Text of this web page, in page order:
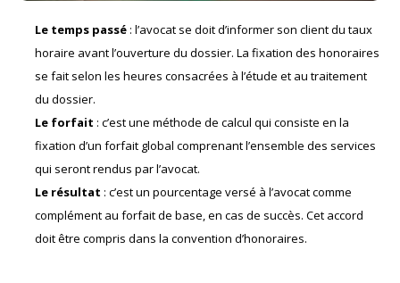
Le temps passé : l’avocat se doit d’informer son client du taux
horaire avant l’ouverture du dossier. La fixation des honoraires
se fait selon les heures consacrées à l’étude et au traitement
du dossier.
Le forfait : c’est une méthode de calcul qui consiste en la
fixation d’un forfait global comprenant l’ensemble des services
qui seront rendus par l’avocat.
Le résultat : c’est un pourcentage versé à l’avocat comme
complément au forfait de base, en cas de succès. Cet accord
doit être compris dans la convention d’honoraires.